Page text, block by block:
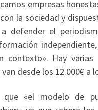
empresas
la sociedad y
defender el
contexto». Hay varias
desde los 12.000€ a
que «el modelo de